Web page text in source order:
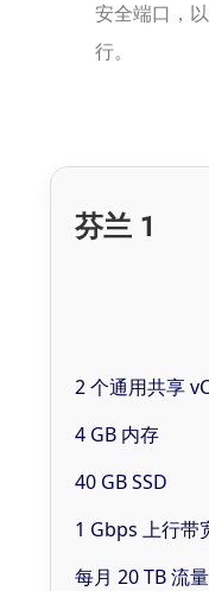
安全端口，
行。
芬兰 1
2 个通用共享
4 GB 内存
40 GB SSD
1 Gbps 上行带
每月 20 TB 流量